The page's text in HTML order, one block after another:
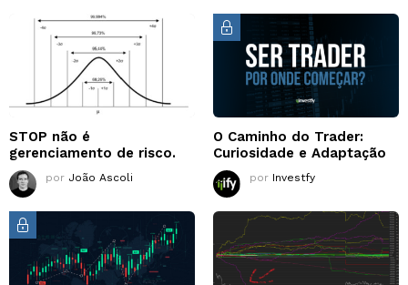
STOP não é
gerenciamento de risco.
por João Ascoli
O Caminho do Trader:
Curiosidade e Adaptação
por Investfy